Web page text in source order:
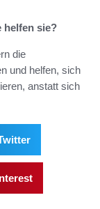
helfen sie?
die
und helfen, sich
anstatt sich